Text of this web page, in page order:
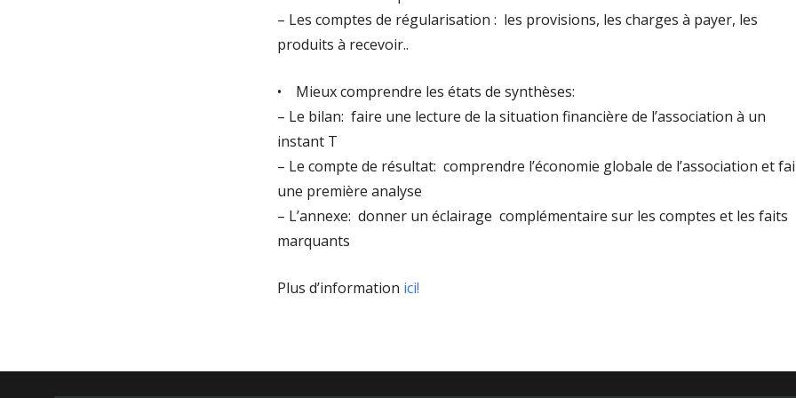
– Les comptes de régularisation : les provisions, les charges à payer, les
produits à recevoir..
• Mieux comprendre les états de synthèses:
– Le bilan: faire une lecture de la situation financière de l’association à un
instant T
– Le compte de résultat: comprendre l’économie globale de l’association et
une première analyse
– L’annexe: donner un éclairage complémentaire sur les comptes et les faits
marquants
Plus d’information ici!